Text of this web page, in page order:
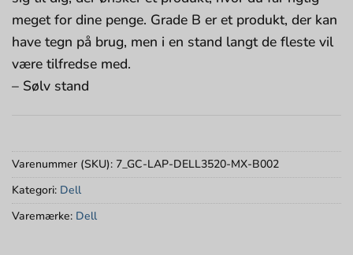
meget for dine penge. Grade B er et produkt, der kan
have tegn på brug, men i en stand langt de fleste vil
være tilfredse med.
– Sølv stand
Varenummer (SKU): 7_GC-LAP-DELL3520-MX-B002
Kategori: Dell
Varemærke: Dell